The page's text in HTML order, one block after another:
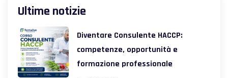
Ultime notizie
Diventare Consulente HACCP:
competenze, opportunità e
formazione professionale